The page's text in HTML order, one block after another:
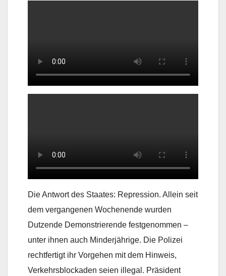
Die Antwort des Staates: Repression. Allein seit
dem vergangenen Wochenende wurden
Dutzende Demonstrierende festgenommen –
unter ihnen auch Minderjährige. Die Polizei
rechtfertigt ihr Vorgehen mit dem Hinweis,
Verkehrsblockaden seien illegal. Präsident